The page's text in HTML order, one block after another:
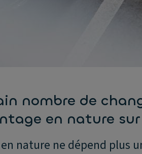
nombre de
en nature
nature ne dépend plus